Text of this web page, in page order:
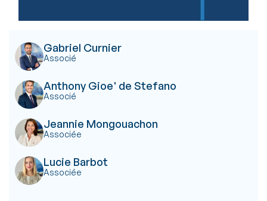
Gabriel Curnier
Associé
Anthony Gioe' de Stefano
Associé
Jeannie Mongouachon
Associée
Lucie Barbot
Associée